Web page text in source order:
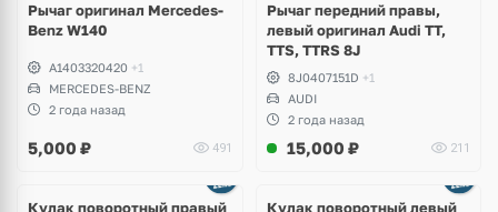
Рычаг оригинал Mercedes-
Benz W140
A1403320420 +1
MERCEDES-BENZ
2 года назад
5,000 ₽ 491
Рычаг передний правы,
левый оригинал Audi TT,
TTS, TTRS 8J
8J0407151D +1
AUDI
2 года назад
15,000 ₽ 211
Кулак поворотный правый
Кулак поворотный левый